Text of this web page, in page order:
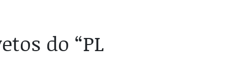
do “PL